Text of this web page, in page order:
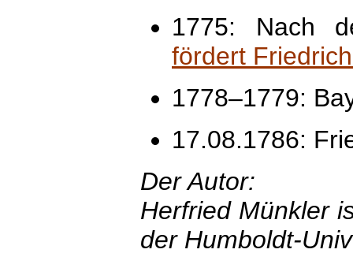
1775: Nach
fördert
1778–1779:
17.08.1786:
Der Autor:
Herfried Münkler
der Humboldt-